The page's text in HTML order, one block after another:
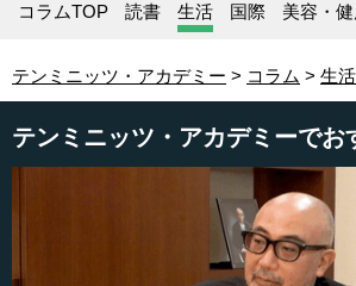
コラムTOP 読書 生活 国際 美容・
テンミニッツ・アカデミー コラム 生活
テンミニッツ・アカデミーでお